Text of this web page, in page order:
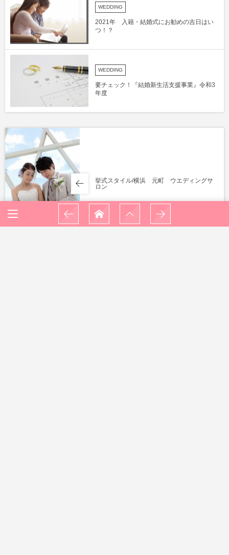
WEDDING
2021年 入籍・結婚式にお勧めの吉日はい
つ！？
WEDDING
要チェック！『結婚新生活支援事業』令和3
年度
挙式スタイル/横浜 元町 ウエディングサ
ロン